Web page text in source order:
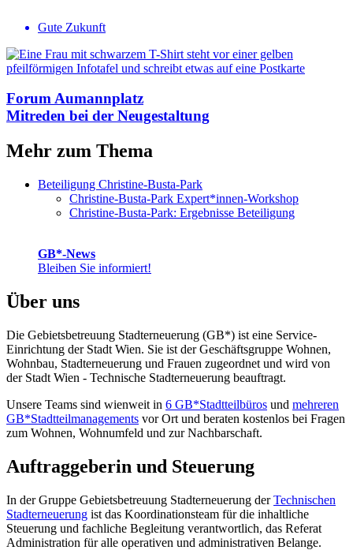
Gute Zukunft
Forum Aumannplatz
Mitreden bei der Neugestaltung
Mehr zum Thema
Beteiligung Christine-Busta-Park
Christine-Busta-Park Expert*innen-Workshop
Christine-Busta-Park: Ergebnisse Beteiligung
GB*-News
Bleiben Sie informiert!
Über uns
Die Gebietsbetreuung Stadterneuerung (GB*) ist eine Service-
Einrichtung der Stadt Wien. Sie ist der Geschäfts­gruppe Wohnen,
Wohnbau, Stadt­erneuerung und Frauen zugeordnet und wird von
der Stadt Wien - Technische Stadterneuerung beauftragt.
Unsere Teams sind wienweit in 6 GB*Stadtteilbüros und mehreren
GB*Stadtteilmanagements vor Ort und beraten kostenlos bei Fragen
zum Wohnen, Wohnumfeld und zur Nachbarschaft.
Auftraggeberin und Steuerung
In der Gruppe Gebietsbetreuung Stadterneuerung derTechnischen
Stadterneuerung ist das Koordinationsteam für die inhaltliche
Steuerung und fachliche Begleitung verantwortlich, das Referat
Administration für alle operativen und administrativen Belange.